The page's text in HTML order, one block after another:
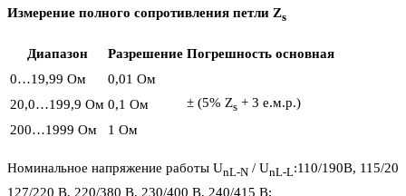
Измерение полного сопротивления петли Zs
Диапазон Разрешение Погрешность основная
0…19,99 Ом
0,01 Ом
± (5% Zs + 3 е.м.р.)
20,0…199,9 Ом 0,1 Ом
200…1999 Ом
1 Ом
Номинальное напряжение работы UnL-N / UnL-L:110/190В, 115/
127/220 В, 220/380 В, 230/400 В, 240/415 В;